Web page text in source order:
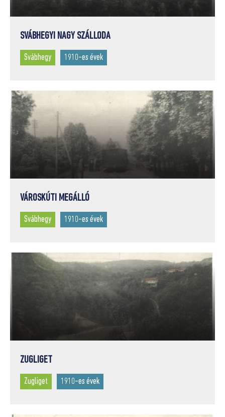
SVÁBHEGYI NAGY SZÁLLODA
Svábhegy 1910-es évek
VÁROSKÚTI MEGÁLLÓ
Svábhegy 1910-es évek
ZUGLIGET
Zugliget 1910-es évek